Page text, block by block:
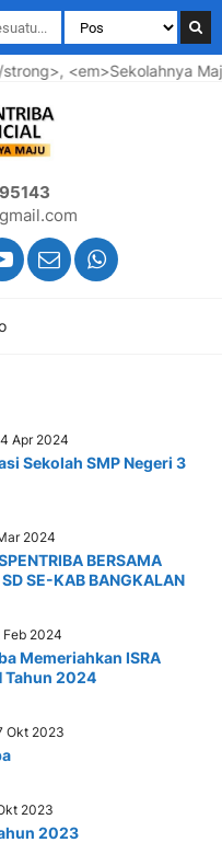
<em>Sekolahnya Maju
Apr 2024
Sekolah SMP Negeri 3
2024
BERSAMA
SE-KAB BANGKALAN
Feb 2024
Memeriahkan ISRA
Tahun 2024
Okt 2023
2023
2023